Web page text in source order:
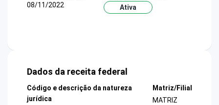
08/11/2022
Ativa
Dados da receita federal
Código e descrição da natureza
jurídica
Matriz/Filial
MATRIZ